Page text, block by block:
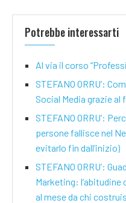
Potrebbe interessarti
Al via il corso
STEFANO ORRU’:
Social Media grazie
STEFANO ORRU’:
persone fallisce nel
evitarlo fin dall’inizio)
STEFANO ORRU’:
Marketing: l’abitudine
al mese da chi